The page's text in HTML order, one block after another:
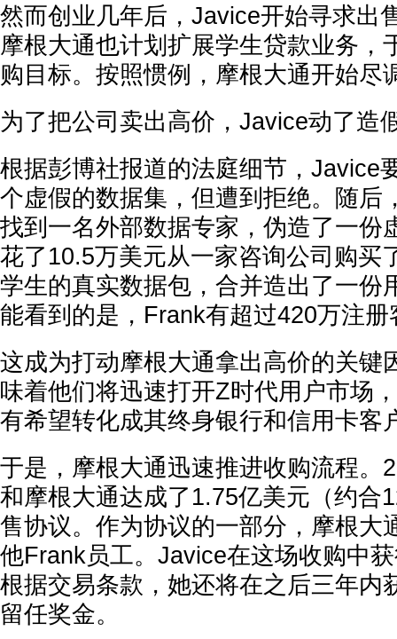
然而创业几年后，Javice开始寻求出
摩根大通也计划扩展学生贷款业务，
购目标。按照惯例，摩根大通开始尽
为了把公司卖出高价，Javice动了造
根据彭博社报道的法庭细节，Javice
个虚假的数据集，但遭到拒绝。随后
找到一名外部数据专家，伪造了一份
花了10.5万美元从一家咨询公司购买
学生的真实数据包，合并造出了一
能看到的是，Frank有超过420万注册
这成为打动摩根大通拿出高价的关键
味着他们将迅速打开Z时代用户市场
有希望转化成其终身银行和信用卡客
于是，摩根大通迅速推进收购流程。
和摩根大通达成了1.75亿美元（约合
售协议。作为协议的一部分，摩根大
他Frank员工。Javice在这场收购中
根据交易条款，她还将在之后三年内
留任奖金。